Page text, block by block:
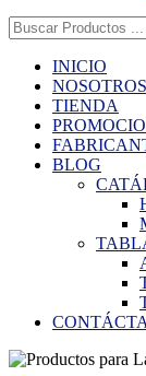
Buscar:
INICIO
NOSOTROS
TIENDA
BLOG